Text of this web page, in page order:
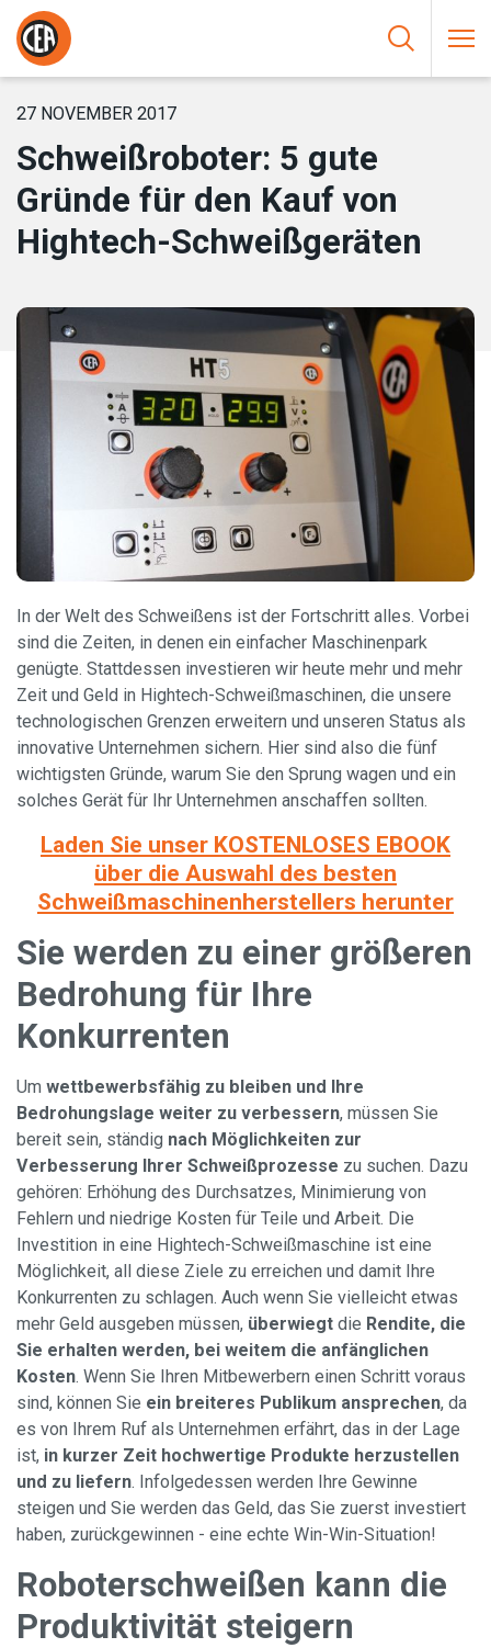
Zum Inhalt springen
HOME/
EN KAUF VON HIGHTECH-SCHWEISSGERÄTEN
27 NOVEMBER 2017
Schweißroboter: 5 gute
Gründe für den Kauf von
Hightech-Schweißgeräten
In der Welt des Schweißens ist der Fortschritt alles. Vorbei
sind die Zeiten, in denen ein einfacher Maschinenpark
genügte. Stattdessen investieren wir heute mehr und mehr
Zeit und Geld in Hightech-Schweißmaschinen, die unsere
technologischen Grenzen erweitern und unseren Status als
innovative Unternehmen sichern. Hier sind also die fünf
wichtigsten Gründe, warum Sie den Sprung wagen und ein
solches Gerät für Ihr Unternehmen anschaffen sollten.
Laden Sie unser KOSTENLOSES EBOOK
über die Auswahl des besten
Schweißmaschinenherstellers herunter
Sie werden zu einer größeren
Bedrohung für Ihre
Konkurrenten
Um wettbewerbsfähig zu bleiben und Ihre
Bedrohungslage weiter zu verbessern, müssen Sie
bereit sein, ständig nach Möglichkeiten zur
Verbesserung Ihrer Schweißprozesse zu suchen. Dazu
gehören: Erhöhung des Durchsatzes, Minimierung von
Fehlern und niedrige Kosten für Teile und Arbeit. Die
Investition in eine Hightech-Schweißmaschine ist eine
Möglichkeit, all diese Ziele zu erreichen und damit Ihre
Konkurrenten zu schlagen. Auch wenn Sie vielleicht etwas
mehr Geld ausgeben müssen, überwiegt die Rendite, die
Sie erhalten werden, bei weitem die anfänglichen
Kosten. Wenn Sie Ihren Mitbewerbern einen Schritt voraus
sind, können Sie ein breiteres Publikum ansprechen, da
es von Ihrem Ruf als Unternehmen erfährt, das in der Lage
ist, in kurzer Zeit hochwertige Produkte herzustellen
und zu liefern. Infolgedessen werden Ihre Gewinne
steigen und Sie werden das Geld, das Sie zuerst investiert
haben, zurückgewinnen - eine echte Win-Win-Situation!
Roboterschweißen kann die
Produktivität steigern